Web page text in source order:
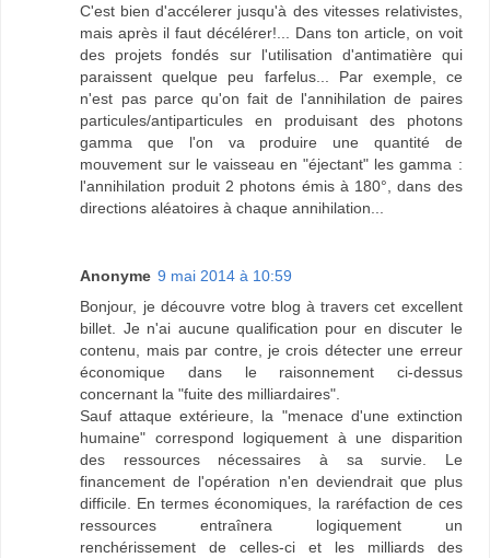
C'est bien d'accélerer jusqu'à des vitesses relativistes,
mais après il faut décélérer!... Dans ton article, on voit
des projets fondés sur l'utilisation d'antimatière qui
paraissent quelque peu farfelus... Par exemple, ce
n'est pas parce qu'on fait de l'annihilation de paires
particules/antiparticules en produisant des photons
gamma que l'on va produire une quantité de
mouvement sur le vaisseau en "éjectant" les gamma :
l'annihilation produit 2 photons émis à 180°, dans des
directions aléatoires à chaque annihilation...
Anonyme 9 mai 2014 à 10:59
Bonjour, je découvre votre blog à travers cet excellent
billet. Je n'ai aucune qualification pour en discuter le
contenu, mais par contre, je crois détecter une erreur
économique dans le raisonnement ci-dessus
concernant la "fuite des milliardaires".
Sauf attaque extérieure, la "menace d'une extinction
humaine" correspond logiquement à une disparition
des ressources nécessaires à sa survie. Le
financement de l'opération n'en deviendrait que plus
difficile. En termes économiques, la raréfaction de ces
ressources entraînera logiquement un
renchérissement de celles-ci et les milliards des